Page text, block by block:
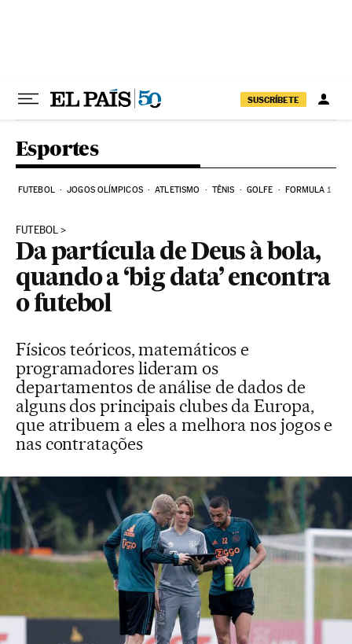
SUSCRÍBETE
Esportes
FUTEBOL JOGOS OLÍMPICOS ATLETISMO TÊNIS GOLFE FORMULA 1
FUTEBOL
Da partícula de Deus à bola,
quando a ‘big data’ encontra
o futebol
Físicos teóricos, matemáticos e
programadores lideram os
departamentos de análise de dados de
alguns dos principais clubes da Europa,
que atribuem a eles a melhora nos jogos e
nas contratações